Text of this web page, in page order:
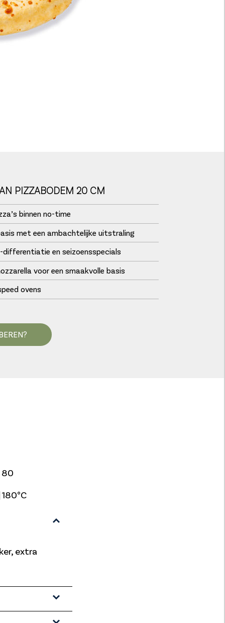
PIZZABODEM 20 CM
binnen no-time
met een ambachtelijke uitstraling
differentiatie en seizoensspecials
voor een smaakvolle basis
ovens
80
180°C
extra